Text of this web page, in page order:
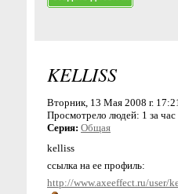
KELLISS
Вторник, 13 Мая 2008 г.
Просмотрело людей: 1 за
Серия: Общая
kelliss
ссылка на ее профиль:
http://www.axeeffect.ru/user/